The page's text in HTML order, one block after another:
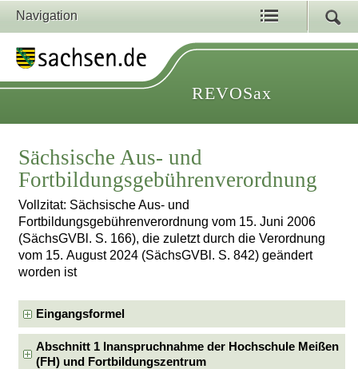
Navigation
REVOSax
Sächsische Aus- und
Fortbildungsgebührenverordnung
Vollzitat: Sächsische Aus- und
Fortbildungsgebührenverordnung vom 15. Juni 2006
(SächsGVBl. S. 166), die zuletzt durch die Verordnung
vom 15. August 2024 (SächsGVBl. S. 842) geändert
worden ist
Eingangsformel
Abschnitt 1 Inanspruchnahme der Hochschule Meißen
(FH) und Fortbildungszentrum